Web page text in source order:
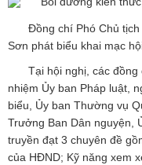
Đồng chí Phó Chủ
Sơn phát biểu khai mạc
Tại hội nghị, các
nhiệm Ủy ban Pháp luật,
biểu, Ủy ban Thường vụ
Trưởng Ban Dân nguyện,
truyền đạt 3 chuyên đề
của HĐND; Kỹ năng xem